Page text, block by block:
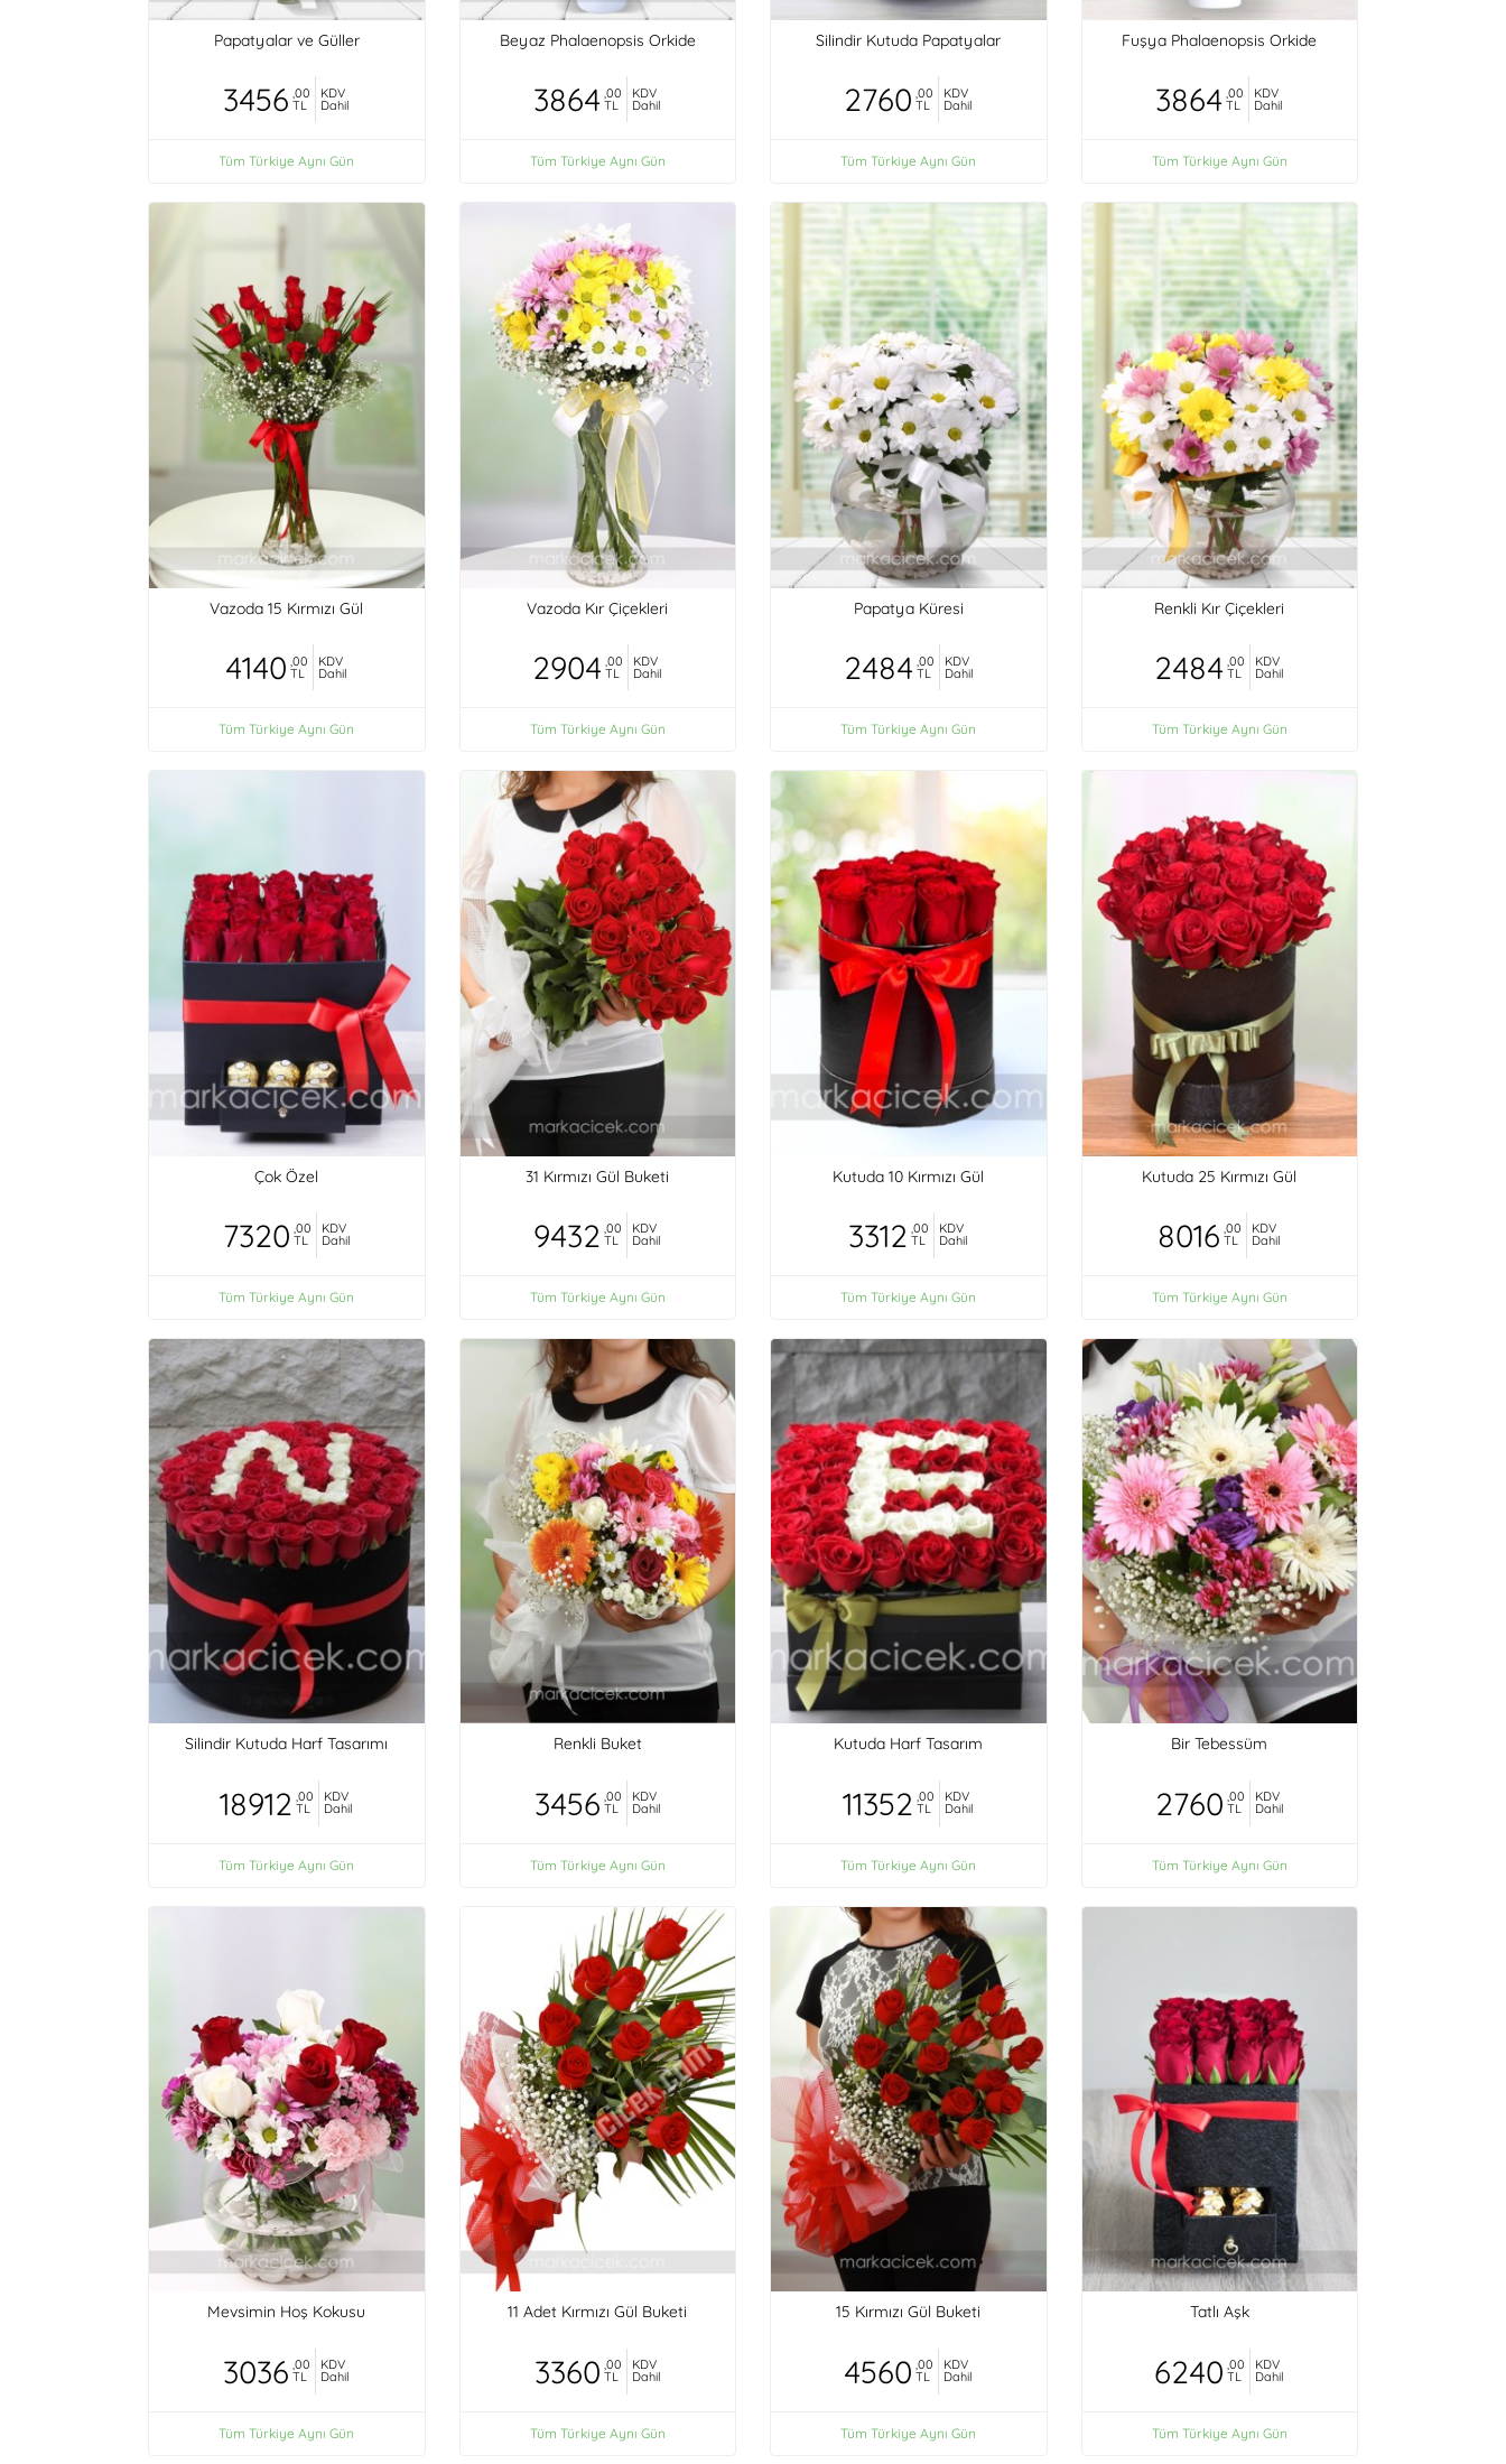
Papatyalar ve Güller
3456 ,00
TL
KDV
Dahil
Tüm Türkiye Aynı Gün
Beyaz Phalaenopsis Orkide
3864 ,00
TL
KDV
Dahil
Tüm Türkiye Aynı Gün
Silindir Kutuda Papatyalar
2760 ,00
TL
KDV
Dahil
Tüm Türkiye Aynı Gün
Fuşya Phalaenopsis Orkide
3864 ,00
TL
KDV
Dahil
Tüm Türkiye Aynı Gün
Vazoda 15 Kırmızı Gül
4140 ,00
TL
KDV
Dahil
Tüm Türkiye Aynı Gün
Vazoda Kır Çiçekleri
2904 ,00
TL
KDV
Dahil
Tüm Türkiye Aynı Gün
Papatya Küresi
2484 ,00
TL
KDV
Dahil
Tüm Türkiye Aynı Gün
Renkli Kır Çiçekleri
2484 ,00
TL
KDV
Dahil
Tüm Türkiye Aynı Gün
Çok Özel
7320 ,00
TL
KDV
Dahil
Tüm Türkiye Aynı Gün
31 Kırmızı Gül Buketi
9432 ,00
TL
KDV
Dahil
Tüm Türkiye Aynı Gün
Kutuda 10 Kırmızı Gül
3312 ,00
TL
KDV
Dahil
Tüm Türkiye Aynı Gün
Kutuda 25 Kırmızı Gül
8016 ,00
TL
KDV
Dahil
Tüm Türkiye Aynı Gün
Silindir Kutuda Harf Tasarımı
18912 ,00
TL
KDV
Dahil
Tüm Türkiye Aynı Gün
Renkli Buket
3456 ,00
TL
KDV
Dahil
Tüm Türkiye Aynı Gün
Kutuda Harf Tasarım
11352 ,00
TL
KDV
Dahil
Tüm Türkiye Aynı Gün
Bir Tebessüm
2760 ,00
TL
KDV
Dahil
Tüm Türkiye Aynı Gün
Mevsimin Hoş Kokusu
3036 ,00
TL
KDV
Dahil
Tüm Türkiye Aynı Gün
11 Adet Kırmızı Gül Buketi
3360 ,00
TL
KDV
Dahil
Tüm Türkiye Aynı Gün
15 Kırmızı Gül Buketi
4560 ,00
TL
KDV
Dahil
Tüm Türkiye Aynı Gün
Tatlı Aşk
6240 ,00
TL
KDV
Dahil
Tüm Türkiye Aynı Gün